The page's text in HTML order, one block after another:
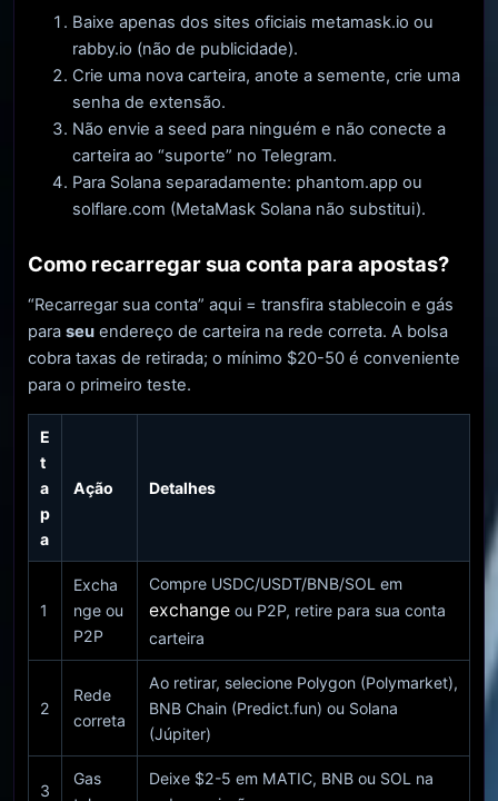
Baixe apenas dos sites oficiais metamask.io ou
rabby.io (não de publicidade).
Crie uma nova carteira, anote a semente, crie uma
senha de extensão.
Não envie a seed para ninguém e não conecte a
carteira ao “suporte” no Telegram.
Para Solana separadamente: phantom.app ou
solflare.com (MetaMask Solana não substitui).
Como recarregar sua conta para apostas?
“Recarregar sua conta” aqui = transfira stablecoin e gás
para seu endereço de carteira na rede correta. A bolsa
cobra taxas de retirada; o mínimo $20-50 é conveniente
para o primeiro teste.
E
t
a
p
a
Ação Detalhes
1
Excha
nge ou
P2P
Compre USDC/USDT/BNB/SOL em
exchange ou P2P, retire para sua conta
carteira
2
Rede
correta
Ao retirar, selecione Polygon (Polymarket),
BNB Chain (Predict.fun) ou Solana
(Júpiter)
3
Gas
Deixe $2-5 em MATIC, BNB ou SOL na